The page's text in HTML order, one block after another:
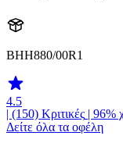
BHH880/00R1
4.5
| (150) Κριτικές | 96%
Δείτε όλα τα οφέλη